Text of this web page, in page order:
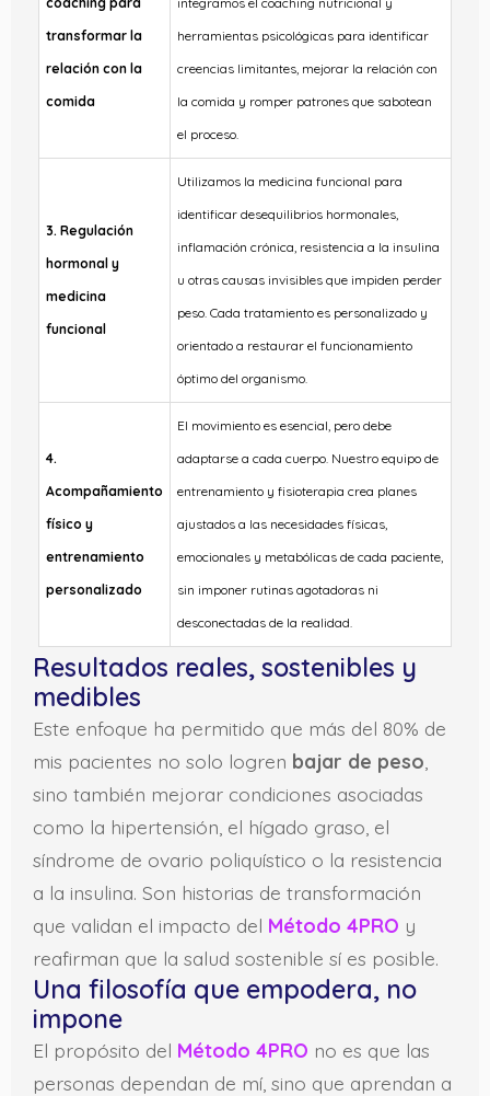
transformar la
relación con la
comida
herramientas psicológicas para identificar
creencias limitantes, mejorar la relación con
la comida y romper patrones que sabotean
el proceso.
3. Regulación
hormonal y
medicina
funcional
Utilizamos la medicina funcional para
identificar desequilibrios hormonales,
inflamación crónica, resistencia a la insulina
u otras causas invisibles que impiden perder
peso. Cada tratamiento es personalizado y
orientado a restaurar el funcionamiento
óptimo del organismo.
4.
Acompañamiento
físico y
entrenamiento
personalizado
El movimiento es esencial, pero debe
adaptarse a cada cuerpo. Nuestro equipo de
entrenamiento y fisioterapia crea planes
ajustados a las necesidades físicas,
emocionales y metabólicas de cada paciente,
sin imponer rutinas agotadoras ni
desconectadas de la realidad.
Resultados reales, sostenibles y
medibles
Este enfoque ha permitido que más del 80% de
mis pacientes no solo logren bajar de peso
sino también mejorar condiciones asociadas
como la hipertensión, el hígado graso, el
síndrome de ovario poliquístico o la resistencia
a la insulina. Son historias de transformación
que validan el impacto del Método 4PRO y
reafirman que la salud sostenible sí es posible.
Una filosofía que empodera, no
impone
El propósito del Método 4PRO no es que las
personas dependan de mí, sino que aprendan a